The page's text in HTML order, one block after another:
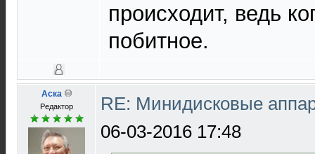
происходит, ведь
побитное.
Аска
Редактор
RE: Минидисковые
06-03-2016 17:48